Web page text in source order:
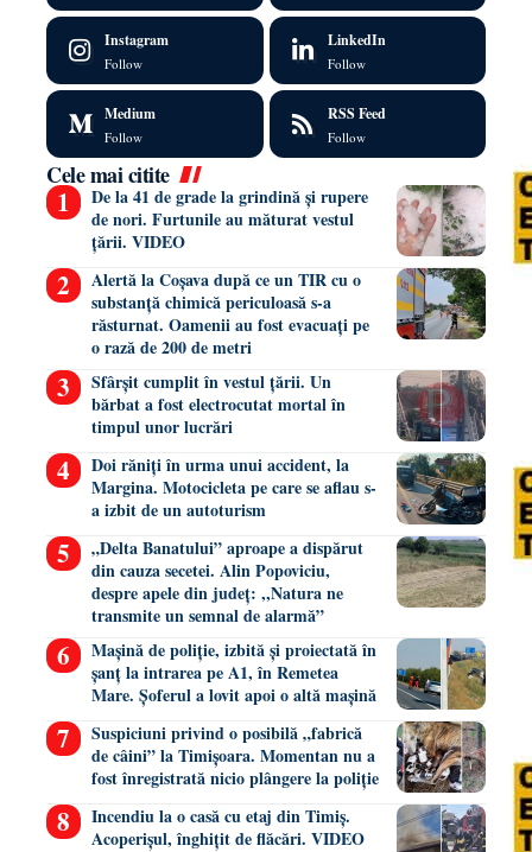
Instagram
Follow
LinkedIn
Follow
Medium
Follow
RSS Feed
Follow
Cele mai citite
De la 41 de grade la grindină și rupere
de nori. Furtunile au măturat vestul
țării. VIDEO
Alertă la Coșava după ce un TIR cu o
substanță chimică periculoasă s-a
răsturnat. Oamenii au fost evacuați pe
o rază de 200 de metri
Sfârșit cumplit în vestul țării. Un
bărbat a fost electrocutat mortal în
timpul unor lucrări
Doi răniți în urma unui accident, la
Margina. Motocicleta pe care se aflau s-
a izbit de un autoturism
„Delta Banatului” aproape a dispărut
din cauza secetei. Alin Popoviciu,
despre apele din județ: ,,Natura ne
transmite un semnal de alarmă”
Mașină de poliție, izbită și proiectată în
șanț la intrarea pe A1, în Remetea
Mare. Șoferul a lovit apoi o altă mașină
Suspiciuni privind o posibilă „fabrică
de câini” la Timișoara. Momentan nu a
fost înregistrată nicio plângere la poliție
Incendiu la o casă cu etaj din Timiș.
Acoperișul, înghițit de flăcări. VIDEO